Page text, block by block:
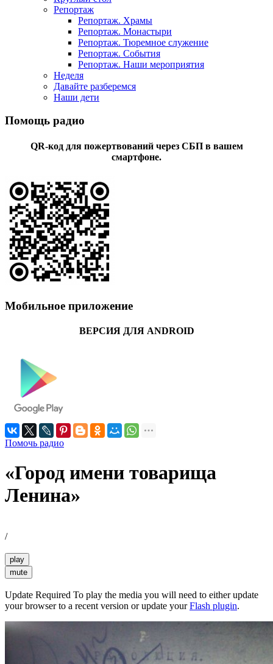
Репортаж
Репортаж. Храмы
Репортаж. Монастыри
Репортаж. Тюремное служение
Репортаж. События
Репортаж. Наши мероприятия
Неделя
Давайте разберемся
Наши дети
Помощь радио
QR-код для пожертвований через СБП в вашем
смартфоне.
Мобильное приложение
ВЕРСИЯ ДЛЯ ANDROID
Помочь радио
«Город имени товарища
Ленина»
/
play
mute
Update Required To play the media you will need to either update
your browser to a recent version or update yourFlash plugin.